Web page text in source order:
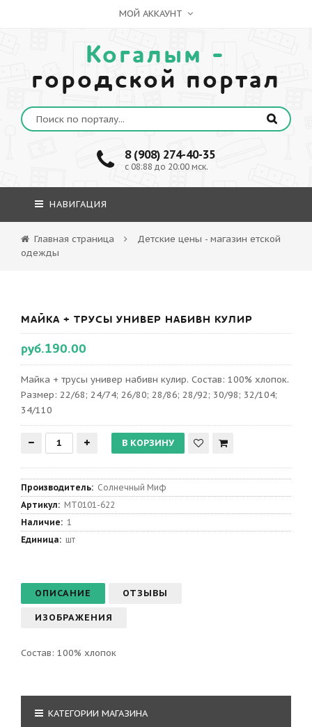
МОЙ АККАУНТ
Когалым -
городской портал
8 (908) 274-40-35
c 08:88 до 20:00 мск.
НАВИГАЦИЯ
Главная страница
Детские цены - магазин етской
одежды
МАЙКА + ТРУСЫ УНИВЕР НАБИВН КУЛИР
руб.190.00
Майка + трусы универ набивн кулир. Состав: 100% хлопок.
Размер: 22/68; 24/74; 26/80; 28/86; 28/92; 30/98; 32/104;
34/110
Производитель: Солнечный Миф
Артикул: МТ0101-622
Наличие: 1
Единица: шт
ОПИСАНИЕ ОТЗЫВЫ
ИЗОБРАЖЕНИЯ
Состав: 100% хлопок
КАТЕГОРИИ МАГАЗИНА